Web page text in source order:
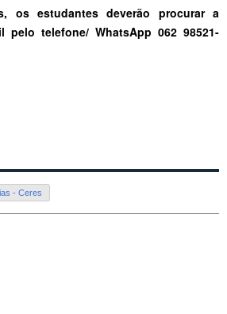
os estudantes deverão procurar a
pelo telefone/ WhatsApp 062 98521-
- Ceres